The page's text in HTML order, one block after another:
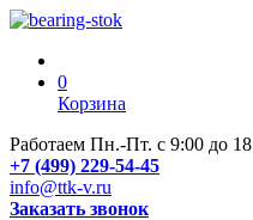
0
Корзина
Работаем Пн.-Пт. с 9:00 до
+7 (499) 229-54-45
info@ttk-v.ru
Заказать звонок